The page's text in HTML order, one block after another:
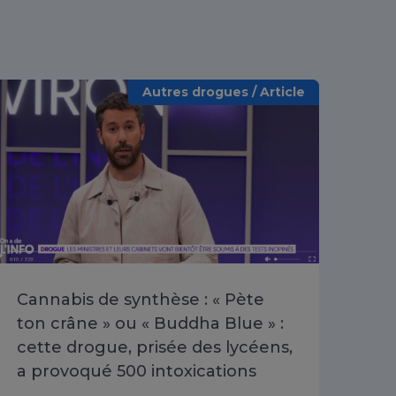
Autres drogues / Article
Cannabis de synthèse : « Pète
ton crâne » ou « Buddha Blue » :
cette drogue, prisée des lycéens,
a provoqué 500 intoxications